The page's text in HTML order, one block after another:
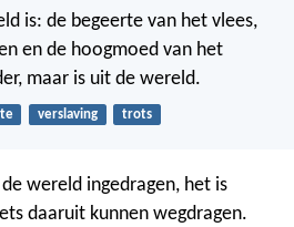
is: de begeerte van het vlees,
en de hoogmoed van het
maar is uit de wereld.
verslaving trots
wereld ingedragen, het is
daaruit kunnen wegdragen.